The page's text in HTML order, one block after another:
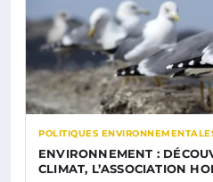
POLITIQUES
ENVIRONNEMENT :
CLIMAT, L’ASSOCIATION